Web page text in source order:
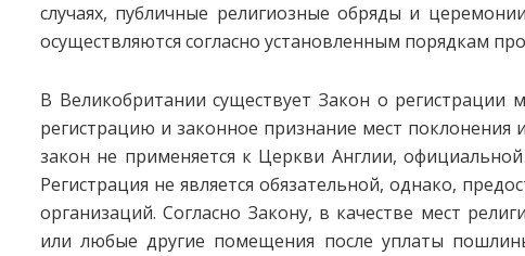
случаях, публичные религиозные обряды и
осуществляются согласно установленным порядкам
В Великобритании существует Закон о регистрации
регистрацию и законное признание мест
закон не применяется к Церкви Англии,
Регистрация не является обязательной, однако,
организаций. Согласно Закону, в качестве мест
или любые другие помещения после уплаты